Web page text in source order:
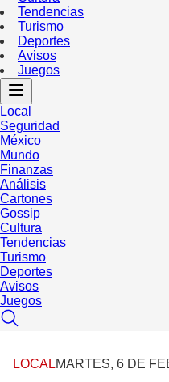
Tendencias
Turismo
Deportes
Avisos
Juegos
Local
Seguridad
México
Mundo
Finanzas
Análisis
Cartones
Gossip
Cultura
Tendencias
Turismo
Deportes
Avisos
Juegos
LOCALMARTES, 6 DE